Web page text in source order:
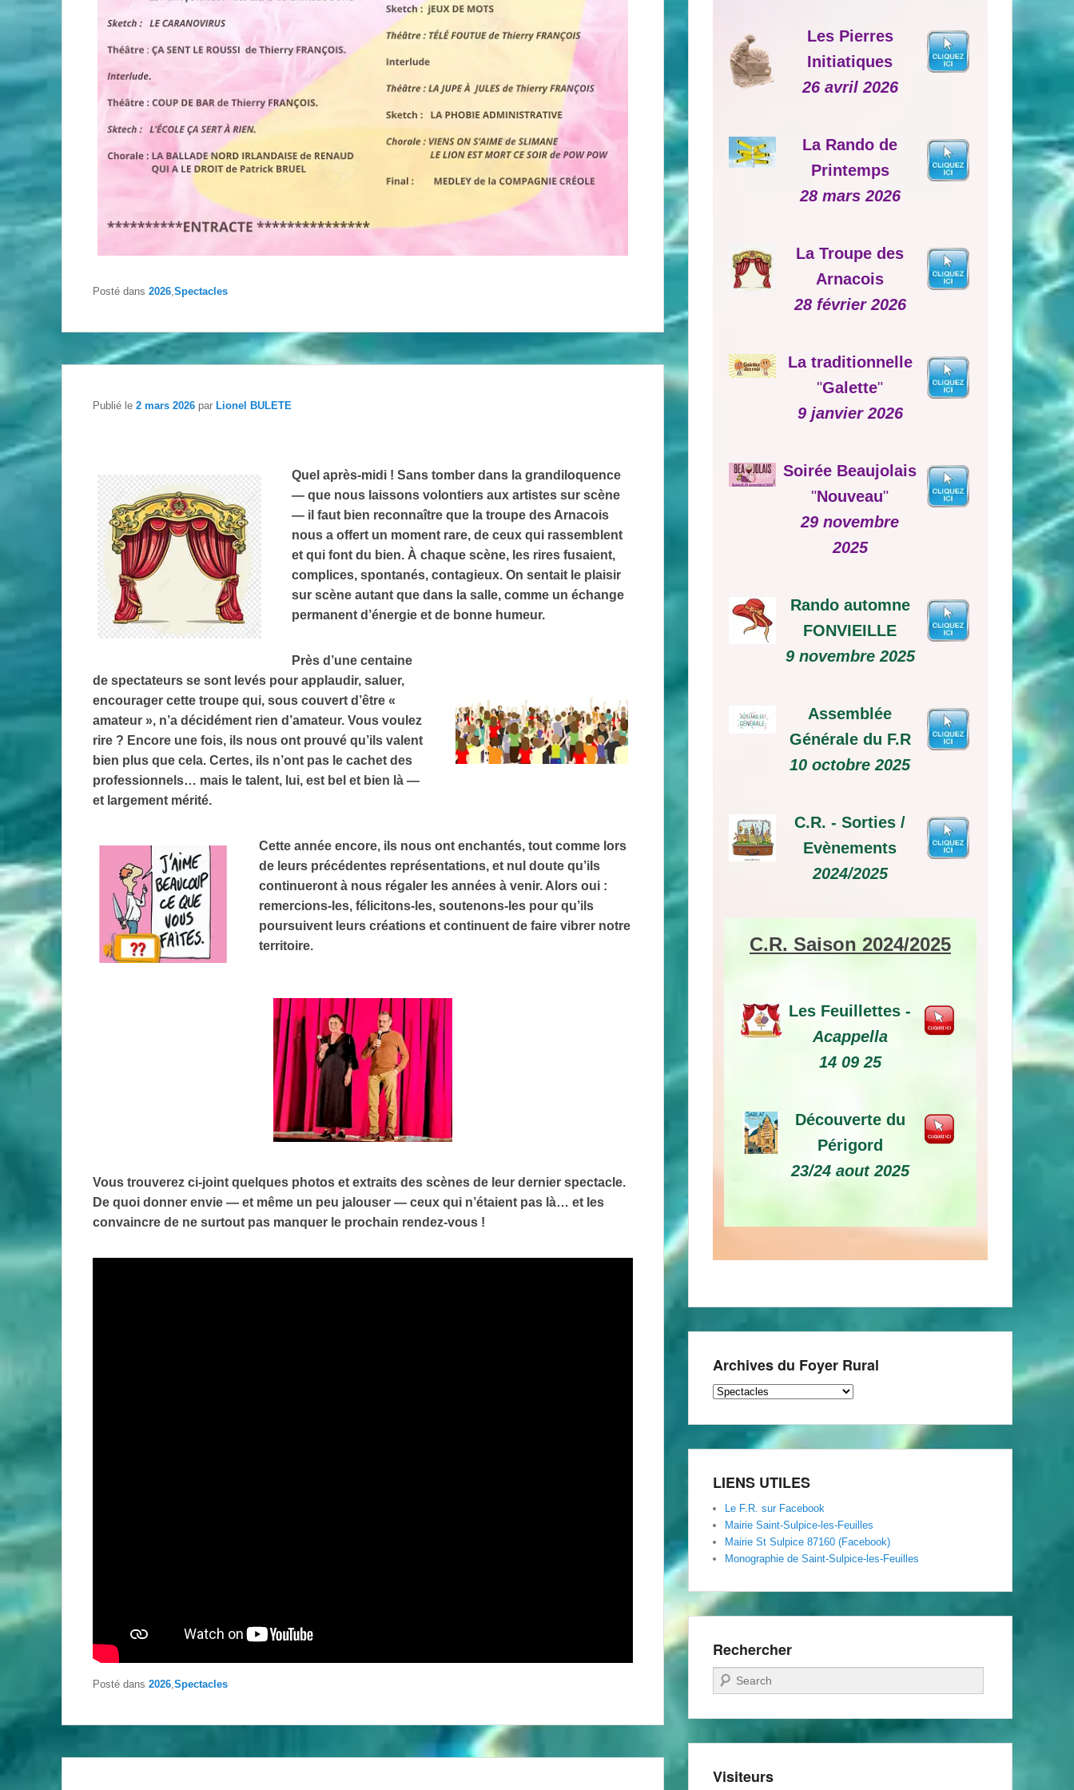
Posté dans 2026 Spectacles
Publié le 2 mars 2026 par Lionel BULETE
Quel après‑midi ! Sans tomber dans la grandiloquence
— que nous laissons volontiers aux artistes sur scène
— il faut bien reconnaître que la troupe des Arnacois
nous a offert un moment rare, de ceux qui rassemblent
et qui font du bien. À chaque scène, les rires fusaient,
complices, spontanés, contagieux. On sentait le plaisir
sur scène autant que dans la salle, comme un échange
permanent d’énergie et de bonne humeur.
Près d’une centaine
de spectateurs se sont levés pour applaudir, saluer,
encourager cette troupe qui, sous couvert d’être «
amateur », n’a décidément rien d’amateur. Vous voulez
rire ? Encore une fois, ils nous ont prouvé qu’ils valent
bien plus que cela. Certes, ils n’ont pas le cachet des
professionnels… mais le talent, lui, est bel et bien là —
et largement mérité.
Cette année encore, ils nous ont enchantés, tout comme lors
de leurs précédentes représentations, et nul doute qu’ils
continueront à nous régaler les années à venir. Alors oui :
remercions‑les, félicitons‑les, soutenons‑les pour qu’ils
poursuivent leurs créations et continuent de faire vibrer notre
territoire.
Vous trouverez ci‑joint quelques photos et extraits des scènes de leur dernier spectacle.
De quoi donner envie — et même un peu jalouser — ceux qui n’étaient pas là… et les
convaincre de ne surtout pas manquer le prochain rendez‑vous !
Posté dans 2026 Spectacles
Les Pierres
Initiatiques
26 avril 2026
La Rando de
Printemps
28 mars 2026
La Troupe des
Arnacois
28 février 2026
La traditionnelle
"Galette"
9 janvier 2026
Soirée Beaujolais
"Nouveau"
29 novembre
2025
Rando automne
FONVIEILLE
9 novembre 2025
Assemblée
Générale du F.R
10 octobre 2025
C.R. - Sorties /
Evènements
2024/2025
C.R. Saison 2024/2025
Les Feuillettes -
Acappella
14 09 25
Découverte du
Périgord
23/24 aout 2025
Archives du Foyer Rural
Archives
Foyer
LIENS UTILES
Le F.R. sur Facebook
Mairie Saint-Sulpice-les-Feuilles
Mairie St Sulpice 87160 (Facebook)
Monographie de Saint-Sulpice-les-Feuilles
Rechercher
Recherche
Visiteurs